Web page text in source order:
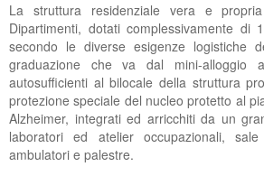
La struttura residenziale vera e
Dipartimenti, dotati complessivamente di
secondo le diverse esigenze logistiche
graduazione che va dal mini-alloggio
autosufficienti al bilocale della struttura
protezione speciale del nucleo protetto al
Alzheimer, integrati ed arricchiti da un
laboratori ed atelier occupazionali,
ambulatori e palestre.
PEC POSTA ELETTRONICA
PHOTOGALLERY
MODULISTICA CENTRI DIURNI
PHOTOGALLERY